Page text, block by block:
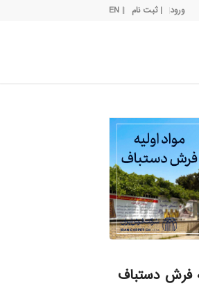
ورود | ثبت نام | EN
فرش دستباف